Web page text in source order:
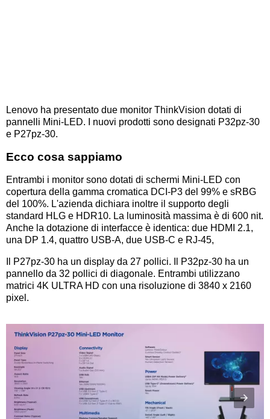
Lenovo ha presentato due monitor ThinkVision dotati di
pannelli Mini-LED. I nuovi prodotti sono designati P32pz-30
e P27pz-30.
Ecco cosa sappiamo
Entrambi i monitor sono dotati di schermi Mini-LED con
copertura della gamma cromatica DCI-P3 del 99% e sRBG
del 100%. L'azienda dichiara inoltre il supporto degli
standard HLG e HDR10. La luminosità massima è di 600 nit.
Anche la dotazione di interfacce è identica: due HDMI 2.1,
una DP 1.4, quattro USB-A, due USB-C e RJ-45,
Il P27pz-30 ha un display da 27 pollici. Il P32pz-30 ha un
pannello da 32 pollici di diagonale. Entrambi utilizzano
matrici 4K ULTRA HD con una risoluzione di 3840 x 2160
pixel.